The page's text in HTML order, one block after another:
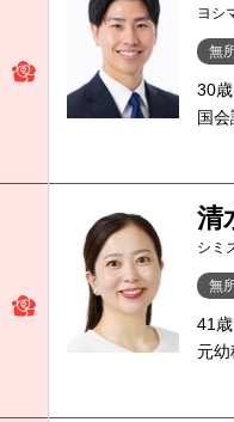
ヨシ
無
30
国
清
シミ
無
41
元